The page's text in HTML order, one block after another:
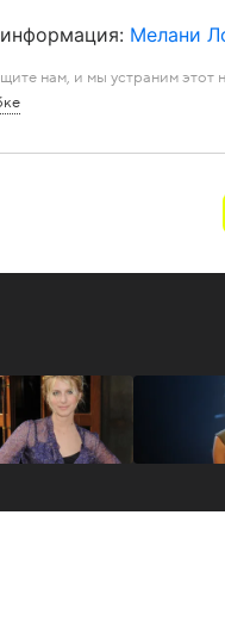
Мелани
нам, и мы устраним этот